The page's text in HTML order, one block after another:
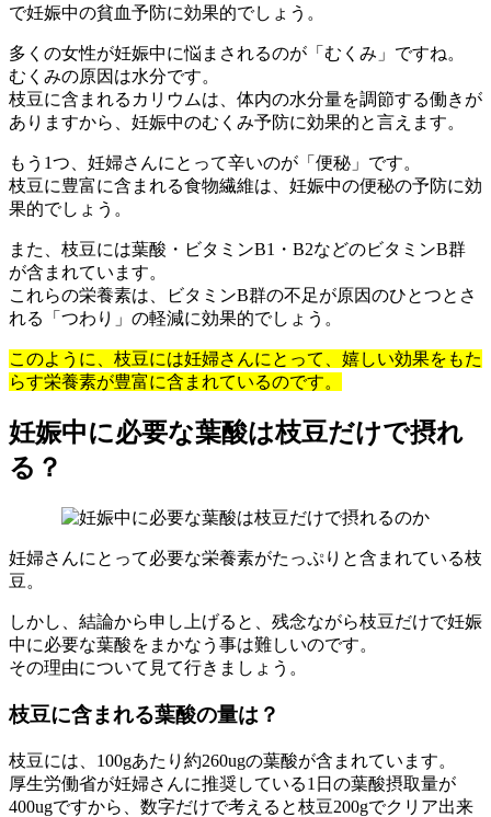
で妊娠中の貧血予防に効果的でしょう。
多くの女性が妊娠中に悩まされるのが「むくみ」ですね。
むくみの原因は水分です。
枝豆に含まれるカリウムは、体内の水分量を調節する働きが
ありますから、妊娠中のむくみ予防に効果的と言えます。
もう1つ、妊婦さんにとって辛いのが「便秘」です。
枝豆に豊富に含まれる食物繊維は、妊娠中の便秘の予防に効
果的でしょう。
また、枝豆には葉酸・ビタミンB1・B2などのビタミンB群
が含まれています。
これらの栄養素は、ビタミンB群の不足が原因のひとつとさ
れる「つわり」の軽減に効果的でしょう。
このように、枝豆には妊婦さんにとって、嬉しい効果をもた
らす栄養素が豊富に含まれているのです。
妊娠中に必要な葉酸は枝豆だけで摂れ
る？
妊婦さんにとって必要な栄養素がたっぷりと含まれている枝
豆。
しかし、結論から申し上げると、残念ながら枝豆だけで妊娠
中に必要な葉酸をまかなう事は難しいのです。
その理由について見て行きましょう。
枝豆に含まれる葉酸の量は？
枝豆には、100gあたり約260ugの葉酸が含まれています。
厚生労働省が妊婦さんに推奨している1日の葉酸摂取量が
400ugですから、数字だけで考えると枝豆200gでクリア出来